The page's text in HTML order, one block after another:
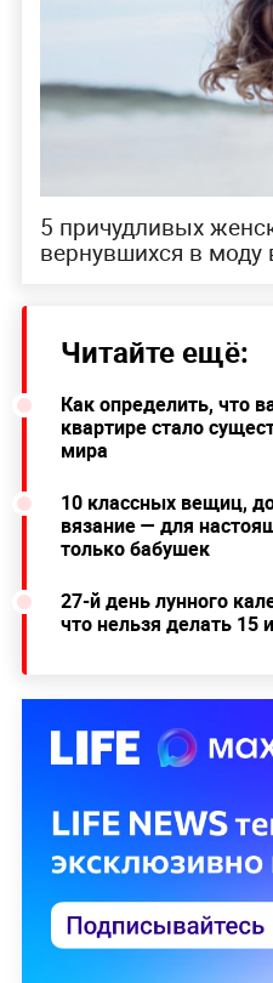
5 причудливых
вернувшихся в моду
Читайте ещё:
Как определить, что
квартире стало
мира
10 классных вещиц,
вязание — для
только бабушек
27-й день лунного
что нельзя делать 15